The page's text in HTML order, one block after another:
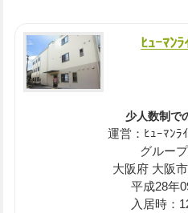
ﾋｭｰﾏﾝ
少人数制で
運営：ﾋｭｰﾏﾝﾗ
グルー
大阪府 大阪
平成28年
入居時：